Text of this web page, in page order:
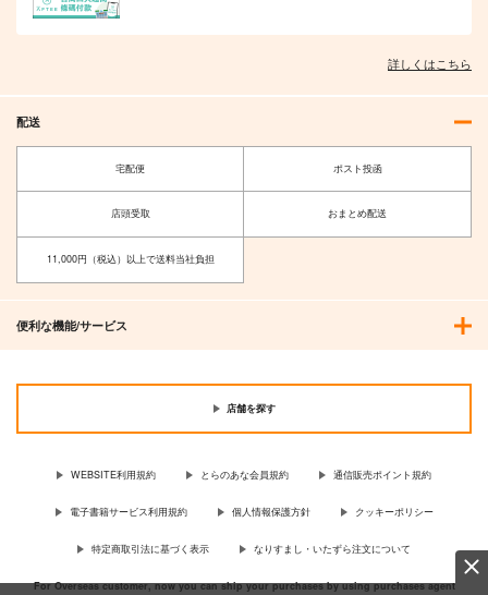
詳しくはこちら
配送
宅配便 ポスト投函
店頭受取 おまとめ配送
11,000円（税込）以上で送料当社負担
便利な機能/サービス
店舗を探す
WEBSITE利用規約 とらのあな会員規約 通信販売ポイント規約
電子書籍サービス利用規約 個人情報保護方針 クッキーポリシー
特定商取引法に基づく表示 なりすまし・いたずら注文について
For Overseas customer, now you can ship your purchases by using purchases agent